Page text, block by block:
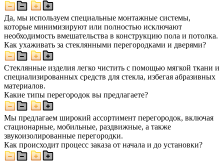
Да, мы используем специальные монтажные системы,
которые минимизируют или полностью исключают
необходимость вмешательства в конструкцию пола и потолка.
Как ухаживать за стеклянными перегородками и дверями?
Стеклянные изделия легко чистить с помощью мягкой ткани и
специализированных средств для стекла, избегая абразивных
материалов.
Какие типы перегородок вы предлагаете?
Мы предлагаем широкий ассортимент перегородок, включая
стационарные, мобильные, раздвижные, а также
звукоизолированные перегородки.
Как происходит процесс заказа от начала и до установки?